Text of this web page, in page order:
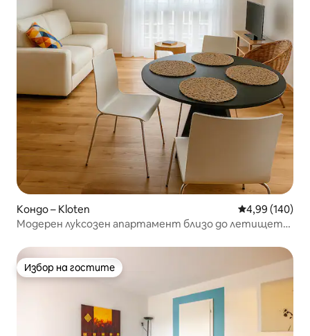
Кондо – Kloten Средна
4,99 (140)
Модерен луксозен апартамент близо до летището
Избор на гостите
Избор на гостите